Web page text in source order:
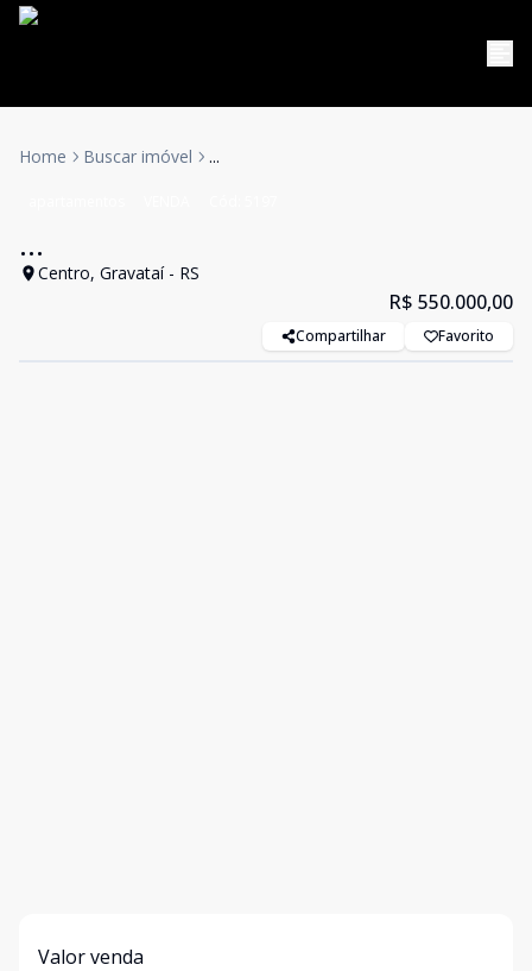
Home Buscar imóvel ...
...
Centro, Gravataí - RS
R$ 550.000,00
Compartilhar Favorito
Valor venda